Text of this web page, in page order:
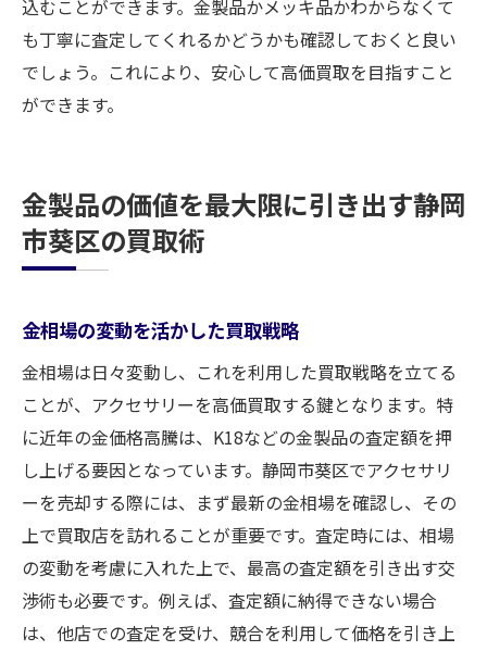
込むことができます。金製品かメッキ品かわからなくて
も丁寧に査定してくれるかどうかも確認しておくと良い
でしょう。これにより、安心して高価買取を目指すこと
ができます。
金製品の価値を最大限に引き出す静岡
市葵区の買取術
金相場の変動を活かした買取戦略
金相場は日々変動し、これを利用した買取戦略を立てる
ことが、アクセサリーを高価買取する鍵となります。特
に近年の金価格高騰は、K18などの金製品の査定額を押
し上げる要因となっています。静岡市葵区でアクセサリ
ーを売却する際には、まず最新の金相場を確認し、その
上で買取店を訪れることが重要です。査定時には、相場
の変動を考慮に入れた上で、最高の査定額を引き出す交
渉術も必要です。例えば、査定額に納得できない場合
は、他店での査定を受け、競合を利用して価格を引き上